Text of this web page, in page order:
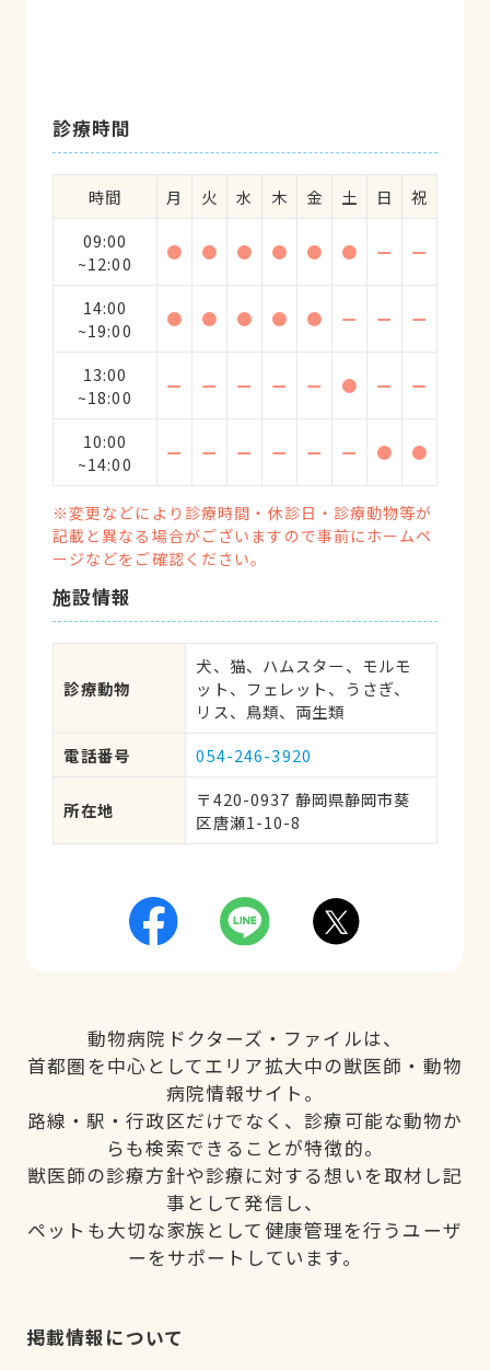
診療時間
時間 月 火 水 木 金 土 日
祝
09:00
~12:00
● ● ● ● ● ● ー ー
14:00
~19:00
● ● ● ● ● ー ー ー
13:00
~18:00
ー ー ー ー ー ● ー ー
10:00
~14:00
ー ー ー ー ー ー ● ●
※変更などにより診療時間・休診日・診療動物等が
記載と異なる場合がございますので事前にホームペ
ージなどをご確認ください。
施設情報
診療動物
犬、猫、ハムスター、モルモ
ット、フェレット、うさぎ、
リス、鳥類、両生類
電話番号
054-246-3920
所在地
〒420-0937 静岡県静岡市葵
区唐瀬1-10-8
動物病院ドクターズ・ファイルは、
首都圏を中心としてエリア拡大中の獣医師・動物
病院情報サイト。
路線・駅・行政区だけでなく、診療可能な動物か
らも検索できることが特徴的。
獣医師の診療方針や診療に対する想いを取材し記
事として発信し、
ペットも大切な家族として健康管理を行うユーザ
ーをサポートしています。
掲載情報について